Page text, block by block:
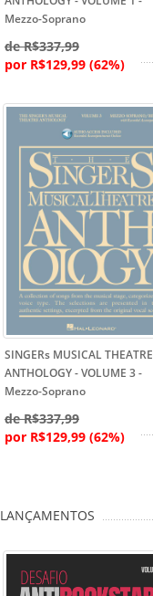
Mezzo-Soprano
de R$337,99
por R$129,99 (62%)
SINGERs MUSICAL THEATRE
ANTHOLOGY - VOLUME 3 -
Mezzo-Soprano
de R$337,99
por R$129,99 (62%)
LANÇAMENTOS